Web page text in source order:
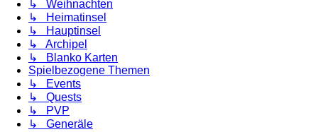
↳ Weihnachten
↳ Heimatinsel
↳ Hauptinsel
↳ Archipel
↳ Blanko Karten
Spielbezogene Themen
↳ Events
↳ Quests
↳ PVP
↳ Generäle